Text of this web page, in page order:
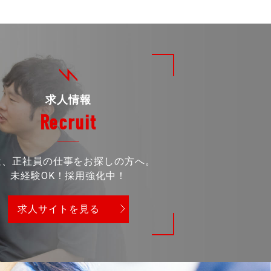
求人情報
Recruit
正社員の仕事をお探しの方へ。
未経験OK！採用強化中！
求人サイトを見る